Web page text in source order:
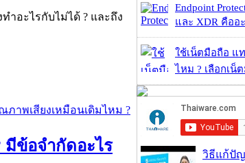
ำอะไรกับไม่ได้ ? และถึง
มีข้อจำกัดอะไร
Endpoint
และ XDR คืออ
ใช้เน็ตมือถือ แ
ไหม ? เลือกเน็
วิธีแก้ปั